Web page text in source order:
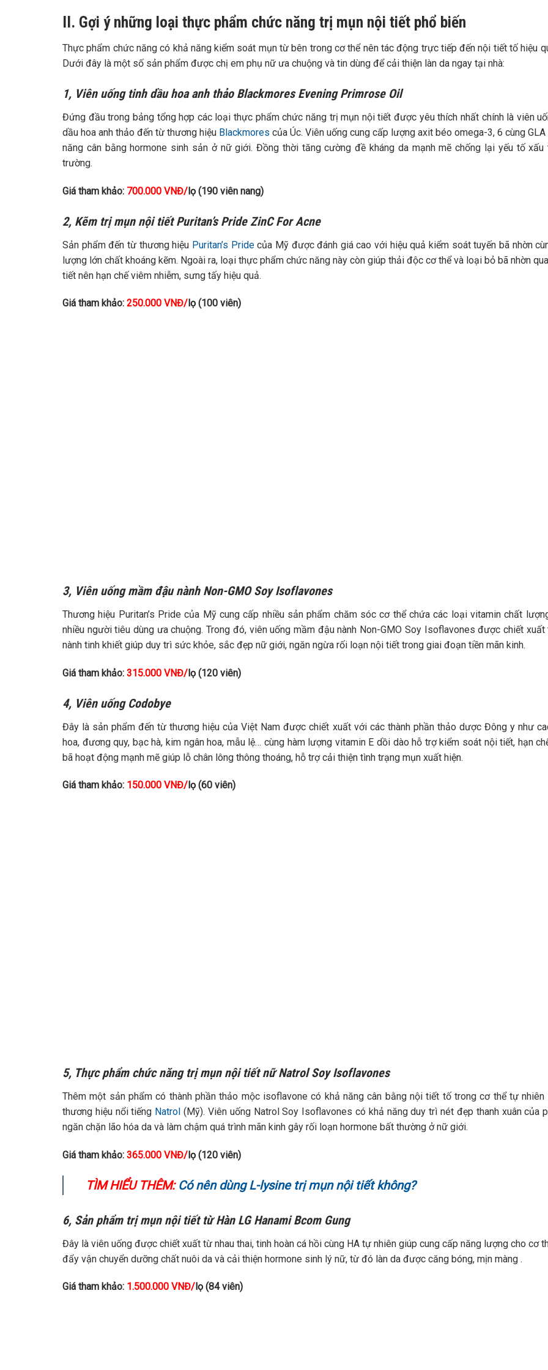
II. Gợi ý những loại thực phẩm chức năng trị mụn nội tiết phổ biến
Thực phẩm chức năng có khả năng kiểm soát mụn từ bên trong cơ thể nên tác động trực tiếp đến nội tiết tố hiệu
Dưới đây là một số sản phẩm được chị em phụ nữ ưa chuộng và tin dùng để cải thiện làn da ngay tại nhà:
1, Viên uống tinh dầu hoa anh thảo Blackmores Evening Primrose Oil
Đứng đầu trong bảng tổng hợp các loại thực phẩm chức năng trị mụn nội tiết được yêu thích nhất chính là viên
dầu hoa anh thảo đến từ thương hiệu Blackmores của Úc. Viên uống cung cấp lượng axit béo omega-3, 6 cùng GLA
năng cân bằng hormone sinh sản ở nữ giới. Đồng thời tăng cường đề kháng da mạnh mẽ chống lại yếu tố
trường.
Giá tham khảo: 700.000 VNĐ/lọ (190 viên nang)
2, Kẽm trị mụn nội tiết Puritan’s Pride ZinC For Acne
Sản phẩm đến từ thương hiệu Puritan’s Pridecủa Mỹ được đánh giá cao với hiệu quả kiểm soát tuyến bã nhờn
lượng lớn chất khoáng kẽm. Ngoài ra, loại thực phẩm chức năng này còn giúp thải độc cơ thể và loại bỏ bã nhờn
tiết nên hạn chế viêm nhiễm, sưng tấy hiệu quả.
Giá tham khảo: 250.000 VNĐ/ lọ (100 viên)
3, Viên uống mầm đậu nành Non-GMO Soy Isoflavones
Thương hiệu Puritan’s Pride của Mỹ cung cấp nhiều sản phẩm chăm sóc cơ thể chứa các loại vitamin chất
nhiều người tiêu dùng ưa chuộng. Trong đó, viên uống mầm đậu nành Non-GMO Soy Isoflavones được chiết
nành tinh khiết giúp duy trì sức khỏe, sắc đẹp nữ giới, ngăn ngừa rối loạn nội tiết trong giai đoạn tiền mãn kinh.
Giá tham khảo: 315.000 VNĐ/lọ (120 viên)
4, Viên uống Codobye
Đây là sản phẩm đến từ thương hiệu của Việt Nam được chiết xuất với các thành phần thảo dược Đông y như
hoa, đương quy, bạc hà, kim ngân hoa, mẫu lệ… cùng hàm lượng vitamin E dồi dào hỗ trợ kiểm soát nội tiết, hạn
bã hoạt động mạnh mẽ giúp lỗ chân lông thông thoáng, hỗ trợ cải thiện tình trạng mụn xuất hiện.
Giá tham khảo: 150.000 VNĐ/ lọ (60 viên)
5, Thực phẩm chức năng trị mụn nội tiết nữ Natrol Soy Isoflavones
Thêm một sản phẩm có thành phần thảo mộc isoflavone có khả năng cân bằng nội tiết tố trong cơ thể tự
thương hiệu nổi tiếng Natrol (Mỹ). Viên uống Natrol Soy Isoflavones có khả năng duy trì nét đẹp thanh xuân của
ngăn chặn lão hóa da và làm chậm quá trình mãn kinh gây rối loạn hormone bất thường ở nữ giới.
Giá tham khảo: 365.000 VNĐ/lọ (120 viên)
TÌM HIỂU THÊM: Có nên dùng L-lysine trị mụn nội tiết không?
6, Sản phẩm trị mụn nội tiết từ Hàn LG Hanami Bcom Gung
Đây là viên uống được chiết xuất từ nhau thai, tinh hoàn cá hồi cùng HA tự nhiên giúp cung cấp năng lượng cho cơ
đẩy vận chuyển dưỡng chất nuôi da và cải thiện hormone sinh lý nữ, từ đó làn da được căng bóng, mịn màng .
Giá tham khảo: 1.500.000 VNĐ/ lọ (84 viên)